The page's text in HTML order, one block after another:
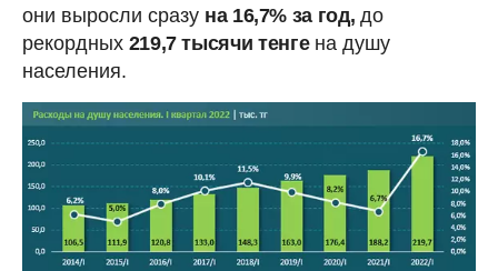
они выросли сразу на 16,7% за год, до
рекордных 219,7 тысячи тенгена душу
населения.